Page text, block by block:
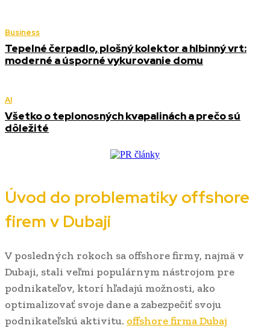
Business
Tepelné čerpadlo, plošný kolektor a hlbinný vrt:
moderné a úsporné vykurovanie domu
AI
Všetko o teplonosných kvapalinách a prečo sú
dôležité
Úvod do problematiky offshore
firem v Dubaji
V posledných rokoch sa offshore firmy, najmä v
Dubaji, stali veľmi populárnym nástrojom pre
podnikateľov, ktorí hľadajú možnosti, ako
optimalizovať svoje dane a zabezpečiť svoju
podnikateľskú aktivitu. offshore firma Dubaj